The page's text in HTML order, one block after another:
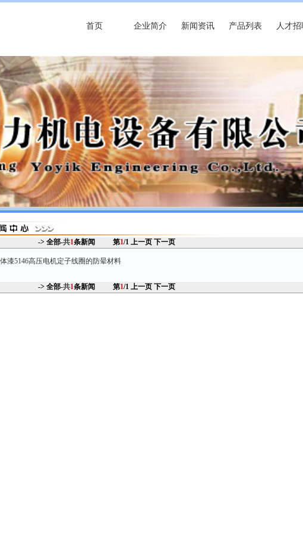
首页 企业简介 新闻资讯 产品列表 人才招
-> 全部-共1条新闻 第1/1 上一页 下一页
漆5146高压电机定子线圈的防晕材料
-> 全部-共1条新闻 第1/1 上一页 下一页